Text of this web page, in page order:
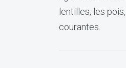
lentilles, les
courantes.